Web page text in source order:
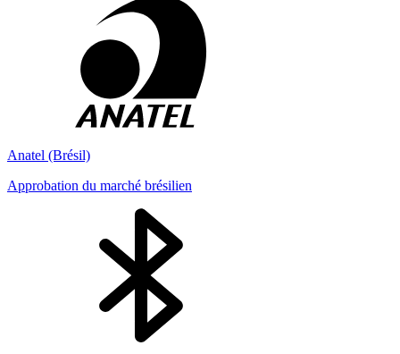
Anatel (Brésil)
Approbation du marché brésilien